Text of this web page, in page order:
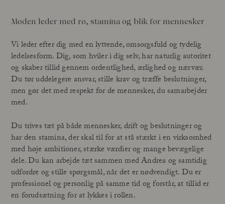
Moden leder med ro, stamina og blik for mennesker
Vi leder efter dig med en lyttende, omsorgsfuld og tydelig
ledelsesform. Dig, som hviler i dig selv, har naturlig autoritet
og skaber tillid gennem ordentlighed, ærlighed og nærvær.
Du tør uddelegere ansvar, stille krav og træffe beslutninger,
men gør det med respekt for de mennesker, du samarbejder
med.
Du trives tæt på både mennesker, drift og beslutninger og
har den stamina, der skal til for at stå stærkt i en virksomhed
med høje ambitioner, stærke værdier og mange bevægelige
dele. Du kan arbejde tæt sammen med Andrea og samtidig
udfordre og stille spørgsmål, når det er nødvendigt. Du er
professionel og personlig på samme tid og forstår, at tillid er
en forudsætning for at lykkes i rollen.